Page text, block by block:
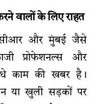
वालों के लिए राहत
और मुंबई जैसे
प्रोफेशनल्स और
काम की खबर है।
या खुली सड़कों पर